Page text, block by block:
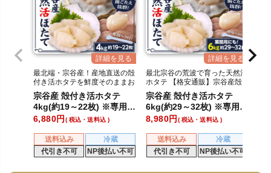
最北端・宗谷産！産地直送の殻
付き活ホタテを鮮度そのままお
届け
宗谷産 殻付き活ホタテ
4kg(約19～22枚) ※専用ヘ
ラ付き
送料込み
冷蔵
代引き不可
NP後払い不可
6,880 税込・送料込
最北宗谷の荒波で育った天然活
ホタテ 【格安通販】宗谷産殻
付き活ホタテ
宗谷産 殻付き活ホタテ
6kg(約29～32枚) ※専用ヘ
ラ付き
送料込み
冷蔵
代引き不可
NP後払い不可
8,980 税込・送料込